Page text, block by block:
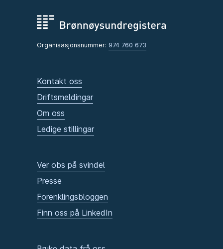
Organisasjonsnummer: 974 760 673
Kontakt oss
Driftsmeldingar
Om oss
Ledige stillingar
Ver obs på svindel
Presse
Forenklingsbloggen
Finn oss på LinkedIn